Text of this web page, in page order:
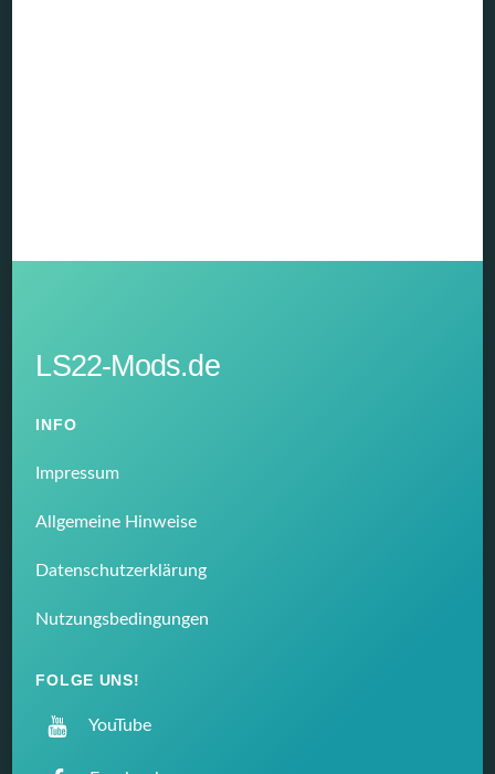
LS22-Mods.de
INFO
Impressum
Allgemeine Hinweise
Datenschutzerklärung
Nutzungsbedingungen
FOLGE UNS!
YouTube